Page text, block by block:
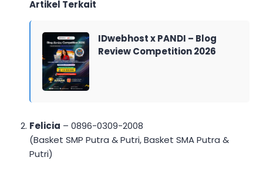
Artikel Terkait
IDwebhost x PANDI – Blog
Review Competition 2026
Felicia – 0896-0309-2008
(Basket SMP Putra & Putri, Basket SMA Putra &
Putri)